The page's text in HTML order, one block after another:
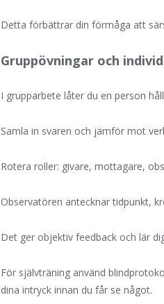
Detta förbättrar din förmåga att
Gruppövningar och
I grupparbete låter du en person
Samla in svaren och jämför mot
Rotera roller: givare, mottagare,
Observatören antecknar tidpunkt,
Det ger objektiv feedback och lär
För självträning använd
dina intryck innan du får se något.